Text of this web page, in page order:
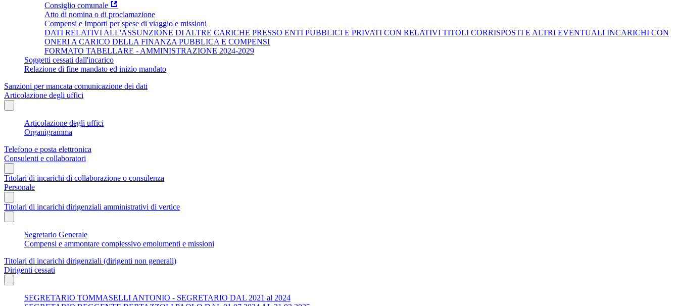
Consiglio comunale
Atto di nomina o di proclamazione
Compensi e Importi per spese di viaggio e missioni
DATI RELATIVI ALL'ASSUNZIONE DI ALTRE CARICHE PRESSO ENTI PUBBLICI E PRIVATI CON RELATIVI TITOLI CORRISPOSTI E ALTRI EVENTUALI INCARICHI CON
ONERI A CARICO DELLA FINANZA PUBBLICA E COMPENSI
FORMATO TABELLARE - AMMINISTRAZIONE 2024-2029
Soggetti cessati dall'incarico
Relazione di fine mandato ed inizio mandato
Sanzioni per mancata comunicazione dei dati
Articolazione degli uffici
Articolazione degli uffici
Organigramma
Telefono e posta elettronica
Consulenti e collaboratori
Titolari di incarichi di collaborazione o consulenza
Personale
Titolari di incarichi dirigenziali amministrativi di vertice
Segretario Generale
Compensi e ammontare complessivo emolumenti e missioni
Titolari di incarichi dirigenziali (dirigenti non generali)
Dirigenti cessati
SEGRETARIO TOMMASELLI ANTONIO - SEGRETARIO DAL 2021 al 2024